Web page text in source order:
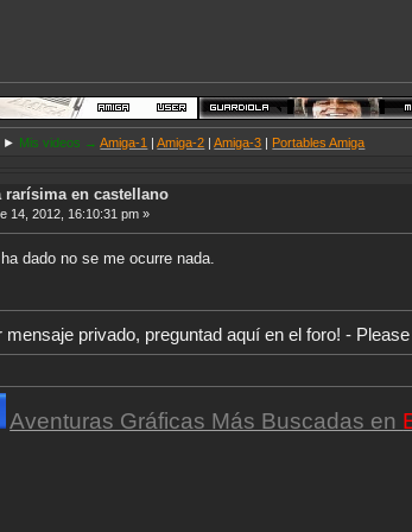
► Mis videos →Amiga-1 |Amiga-2 |Amiga-3 | Portables Amiga
rarísima en castellano
14, 2012, 16:10:31 pm »
dado no se me ocurre nada.
mensaje privado, preguntad aquí en el foro! -
Aventuras Gráficas Más Buscadas en